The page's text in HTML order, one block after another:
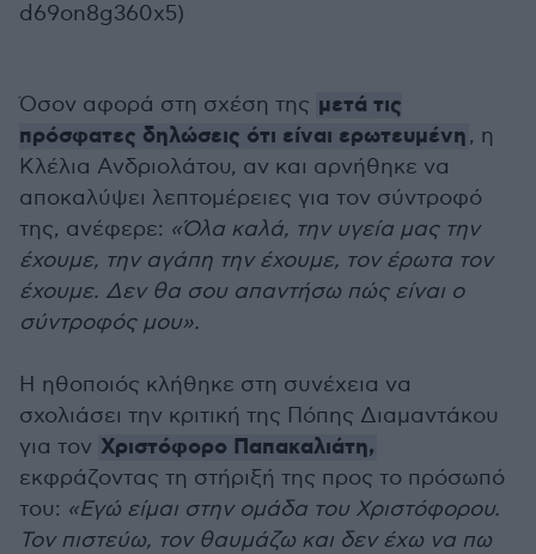
d69on8g360x5)
Όσον αφορά στη σχέση της μετά τις
πρόσφατες δηλώσεις ότι είναι ερωτευμένη, η
Κλέλια Ανδριολάτου, αν και αρνήθηκε να
αποκαλύψει λεπτομέρειες για τον σύντροφό
της, ανέφερε: «Όλα καλά, την υγεία μας την
έχουμε, την αγάπη την έχουμε, τον έρωτα τον
έχουμε. Δεν θα σου απαντήσω πώς είναι ο
σύντροφός μου».
Η ηθοποιός κλήθηκε στη συνέχεια να
σχολιάσει την κριτική της Πόπης Διαμαντάκου
για τον Χριστόφορο Παπακαλιάτη,
εκφράζοντας τη στήριξή της προς το πρόσωπό
του: «Εγώ είμαι στην ομάδα του Χριστόφορου.
Τον πιστεύω, τον θαυμάζω και δεν έχω να πω